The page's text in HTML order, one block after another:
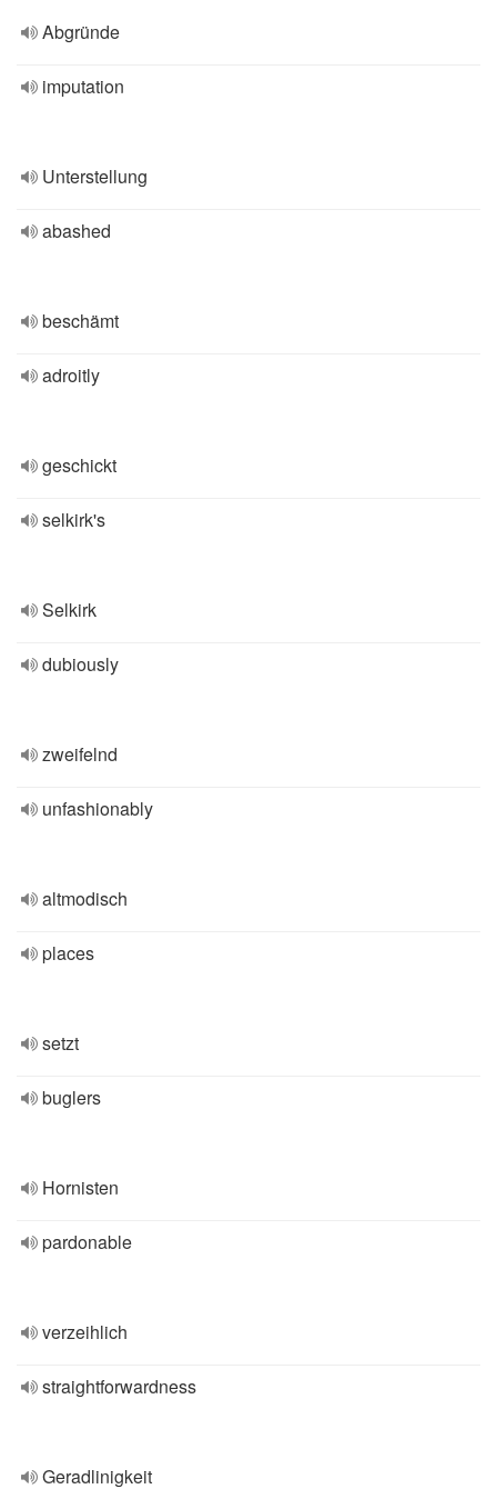
Abgründe
imputation
Unterstellung
abashed
beschämt
adroitly
geschickt
selkirk's
Selkirk
dubiously
zweifelnd
unfashionably
altmodisch
places
setzt
buglers
Hornisten
pardonable
verzeihlich
straightforwardness
Geradlinigkeit